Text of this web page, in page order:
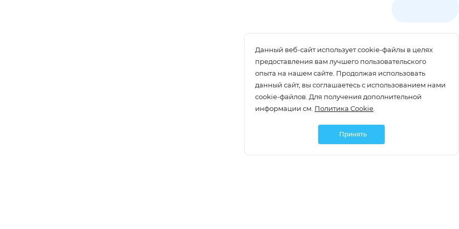
Данный веб-сайт использует cookie-файлы в целях
предоставления вам лучшего пользовательского
опыта на нашем сайте. Продолжая использовать
данный сайт, вы соглашаетесь с использованием нами
cookie-файлов. Для получения дополнительной
информации см. Политика Cookie
Принять